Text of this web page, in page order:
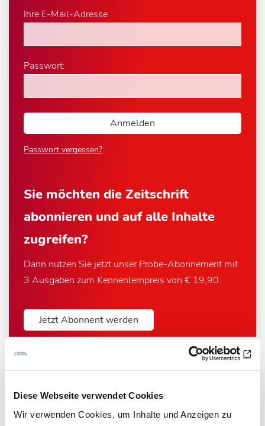
Diese Webseite verwendet Cookies
Wir verwenden Cookies, um Inhalte und Anzeigen zu
Newsletter­anmeldung
Ihre E-Mail-Adresse
Passwort:
Passwort vergessen?
Sie möchten die Zeitschrift
abonnieren und auf alle Inhalte
zugreifen?
Dann nutzen Sie jetzt unser Probe-Abonnement mit
3 Ausgaben zum Kennenlernpreis von € 19,90.
Jetzt Abonnent werden